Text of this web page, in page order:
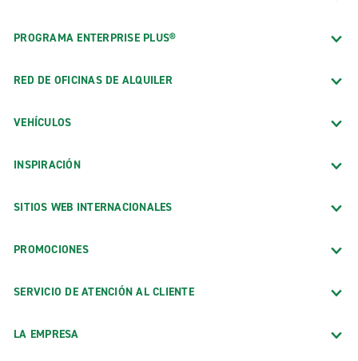
PROGRAMA ENTERPRISE PLUS®
RED DE OFICINAS DE ALQUILER
VEHÍCULOS
INSPIRACIÓN
SITIOS WEB INTERNACIONALES
PROMOCIONES
SERVICIO DE ATENCIÓN AL CLIENTE
LA EMPRESA